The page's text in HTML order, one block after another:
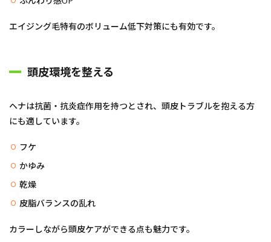
エイジング毛特有のボリューム低下対策にも有効です。
頭皮環境を整える
ヘナは抗菌・抗炎症作用を持つとされ、頭皮トラブルを抱える方
にも適しています。
フケ
かゆみ
乾燥
皮脂バランスの乱れ
カラーしながら頭皮ケアができる点も魅力です。